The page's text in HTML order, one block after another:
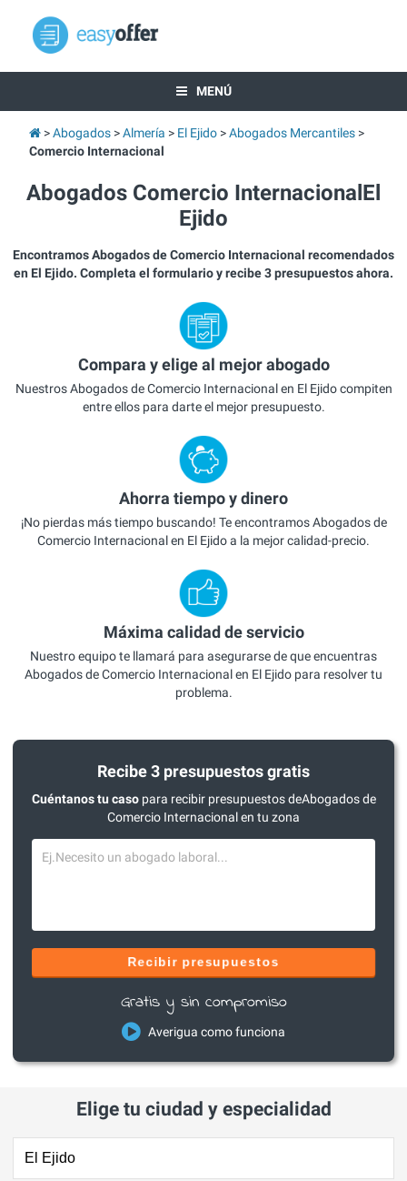
MENÚ
Abogados Almería El Ejido
Abogados Mercantiles
Comercio Internacional
Abogados Comercio InternacionalEl
Ejido
Encontramos Abogados de Comercio Internacional recomendados
en El Ejido. Completa el formulario y recibe 3 presupuestos ahora.
Compara y elige al mejor abogado
Nuestros Abogados de Comercio Internacional en El Ejido compiten
entre ellos para darte el mejor presupuesto.
Ahorra tiempo y dinero
¡No pierdas más tiempo buscando! Te encontramos Abogados de
Comercio Internacional en El Ejido a la mejor calidad-precio.
Máxima calidad de servicio
Nuestro equipo te llamará para asegurarse de que encuentras
Abogados de Comercio Internacional en El Ejido para resolver tu
problema.
Recibe 3 presupuestos gratis
Cuéntanos tu casopara recibir presupuestos deAbogados de
Comercio Internacional en tu zona
Recibir presupuestos
Gratis y sin compromiso
Averigua como funciona
Elige tu ciudad y especialidad